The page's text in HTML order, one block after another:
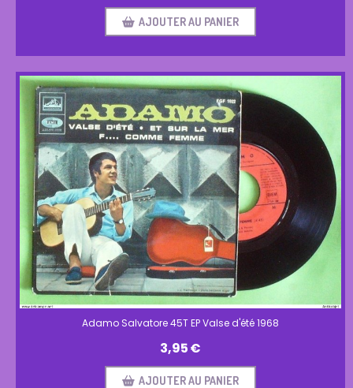
AJOUTER AU PANIER
Adamo Salvatore 45T EP Valse d'été 1968
3,95€
AJOUTER AU PANIER